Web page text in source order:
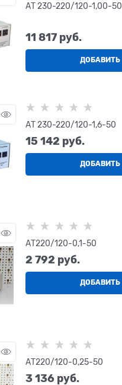
АТ 230-220/120-1,00-50
11 817 руб.
ДОБАВИТЬ
АТ 230-220/120-1,6-50
15 142 руб.
ДОБАВИТЬ
АТ220/120-0,1-50
2 792 руб.
ДОБАВИТЬ
АТ220/120-0,25-50
3 136 руб.